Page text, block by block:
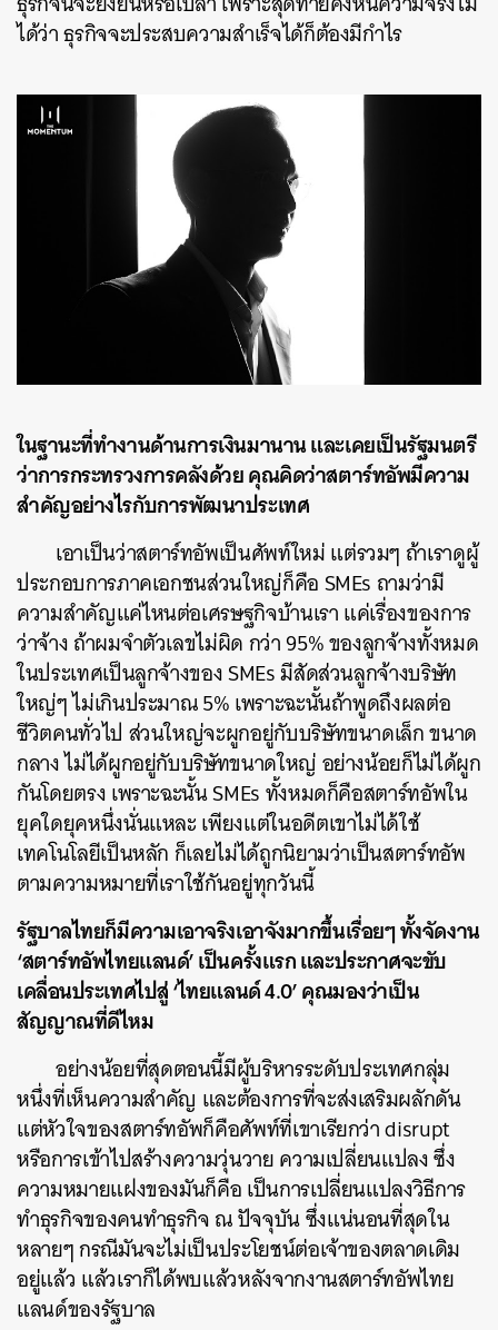
ได้ว่า ธุรกิจจะประสบความสำเร็จได้ก็ต้องมีกำไร
ในฐานะที่ทำงานด้านการเงินมานาน และเคยเป็นรัฐมนตรี
ว่าการกระทรวงการคลังด้วย คุณคิดว่าสตาร์ทอัพมีความ
สำคัญอย่างไรกับการพัฒนาประเทศ
เอาเป็นว่าสตาร์ทอัพเป็นศัพท์ใหม่ แต่รวมๆ ถ้าเราดูผู้
ประกอบการภาคเอกชนส่วนใหญ่ก็คือ SMEs ถามว่ามี
ความสำคัญแค่ไหนต่อเศรษฐกิจบ้านเรา แค่เรื่องของการ
ว่าจ้าง ถ้าผมจำตัวเลขไม่ผิด กว่า 95% ของลูกจ้างทั้งหมด
ในประเทศเป็นลูกจ้างของ SMEs มีสัดส่วนลูกจ้างบริษัท
ใหญ่ๆ ไม่เกินประมาณ 5% เพราะฉะนั้นถ้าพูดถึงผลต่อ
ชีวิตคนทั่วไป ส่วนใหญ่จะผูกอยู่กับบริษัทขนาดเล็ก ขนาด
กลาง ไม่ได้ผูกอยู่กับบริษัทขนาดใหญ่ อย่างน้อยก็ไม่ได้ผูก
กันโดยตรง เพราะฉะนั้น SMEs ทั้งหมดก็คือสตาร์ทอัพใน
ยุคใดยุคหนึ่งนั่นแหละ เพียงแต่ในอดีตเขาไม่ได้ใช้
เทคโนโลยีเป็นหลัก ก็เลยไม่ได้ถูกนิยามว่าเป็นสตาร์ทอัพ
ตามความหมายที่เราใช้กันอยู่ทุกวันนี้
รัฐบาลไทยก็มีความเอาจริงเอาจังมากขึ้นเรื่อยๆ ทั้งจัดงาน
‘สตาร์ทอัพไทยแลนด์’ เป็นครั้งแรก และประกาศจะขับ
เคลื่อนประเทศไปสู่ ‘ไทยแลนด์ 4.0’ คุณมองว่าเป็น
สัญญาณที่ดีไหม
อย่างน้อยที่สุดตอนนี้มีผู้บริหารระดับประเทศกลุ่ม
หนึ่งที่เห็นความสำคัญ และต้องการที่จะส่งเสริมผลักดัน
แต่หัวใจของสตาร์ทอัพก็คือศัพท์ที่เขาเรียกว่า disrupt
หรือการเข้าไปสร้างความวุ่นวาย ความเปลี่ยนแปลง ซึ่ง
ความหมายแฝงของมันก็คือ เป็นการเปลี่ยนแปลงวิธีการ
ทำธุรกิจของคนทำธุรกิจ ณ ปัจจุบัน ซึ่งแน่นอนที่สุดใน
หลายๆ กรณีมันจะไม่เป็นประโยชน์ต่อเจ้าของตลาดเดิม
อยู่แล้ว แล้วเราก็ได้พบแล้วหลังจากงานสตาร์ทอัพไทย
แลนด์ของรัฐบาล